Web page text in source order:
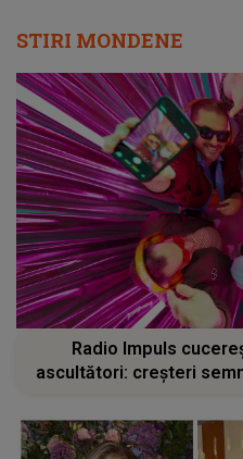
STIRI MONDENE
Radio Impuls
ascultători: creșteri